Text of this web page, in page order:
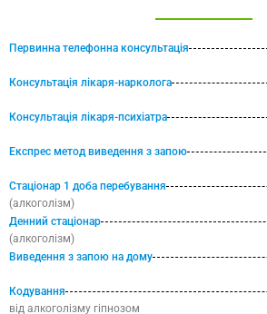
Первинна телефонна консультація
Консультація лікаря-нарколога
Консультація лікаря-психіатра
Експрес метод виведення з запою
Стаціонар 1 доба перебування
(алкоголізм)
Денний стаціонар
(алкоголізм)
Виведення з запою на дому
Кодування
від алкоголізму гіпнозом